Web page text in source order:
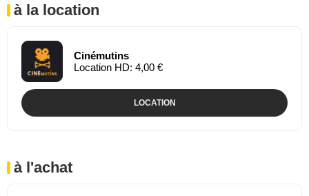
à la location
Cinémutins
Location HD: 4,00 €
LOCATION
à l'achat